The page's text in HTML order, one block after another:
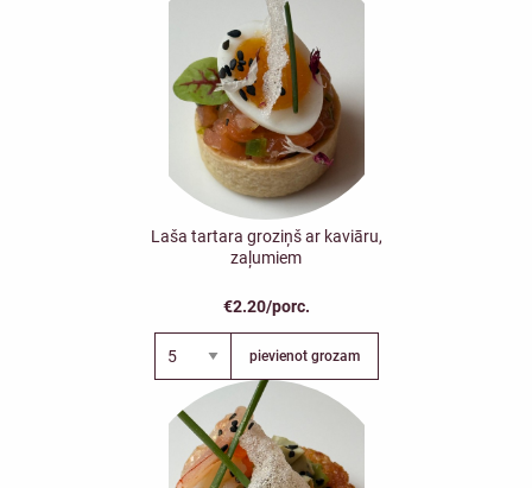
Laša tartara groziņš ar kaviāru,
zaļumiem
€2.20/porc.
pievienot grozam